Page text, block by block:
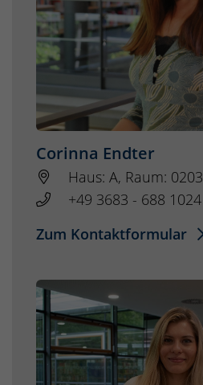
Corinna Endter
Haus: A, Raum: 0203
+49 3683 - 688 1024
Zum Kontaktformular